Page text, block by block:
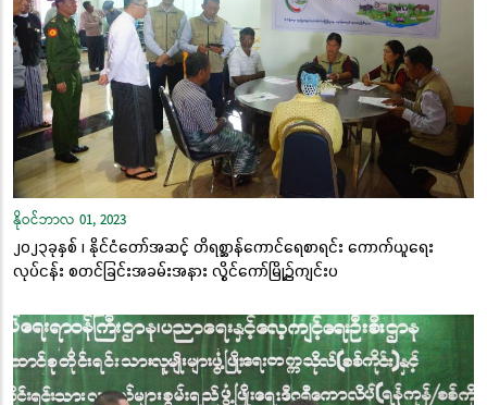
နိုဝင်ဘာလ 01, 2023
၂၀၂၃ခုနှစ် ၊ နိုင်ငံတော်အဆင့် တိရစ္ဆာန်ကောင်ရေစာရင်း ကောက်ယူရေး
လုပ်ငန်း စတင်ခြင်းအခမ်းအနား လွိုင်ကော်မြို့၌ကျင်းပ